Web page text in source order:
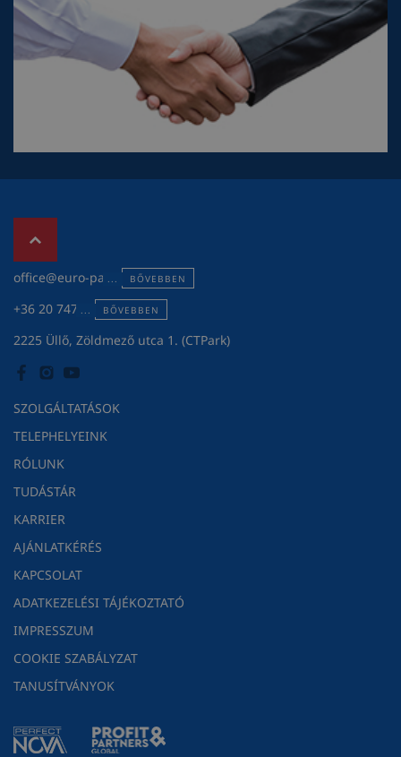
office@euro-pack.huBŐVEBBEN
+36 20 747 3119BŐVEBBEN
2225 Üllő, Zöldmező utca 1. (CTPark)
SZOLGÁLTATÁSOK
TELEPHELYEINK
RÓLUNK
TUDÁSTÁR
KARRIER
AJÁNLATKÉRÉS
KAPCSOLAT
ADATKEZELÉSI TÁJÉKOZTATÓ
IMPRESSZUM
COOKIE SZABÁLYZAT
TANUSÍTVÁNYOK